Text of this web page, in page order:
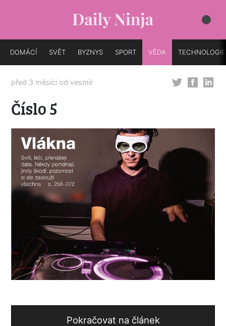
DOMÁCÍ SVĚT BYZNYS SPORT VĚDA TECHNOLOGIE
před 3 měsíci od vesmír
Číslo 5
Pokračovat na článek